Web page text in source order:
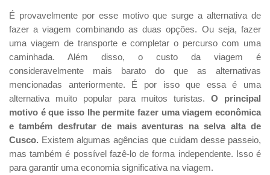
É provavelmente por esse motivo que surge a alternativa de
fazer a viagem combinando as duas opções. Ou seja, fazer
uma viagem de transporte e completar o percurso com uma
caminhada. Além disso, o custo da viagem é
consideravelmente mais barato do que as alternativas
mencionadas anteriormente. É por isso que essa é uma
alternativa muito popular para muitos turistas.O principal
motivo é que isso lhe permite fazer uma viagem econômica
e também desfrutar de mais aventuras na selva alta de
Cusco. Existem algumas agências que cuidam desse passeio,
mas também é possível fazê-lo de forma independente. Isso é
para garantir uma economia significativa na viagem.